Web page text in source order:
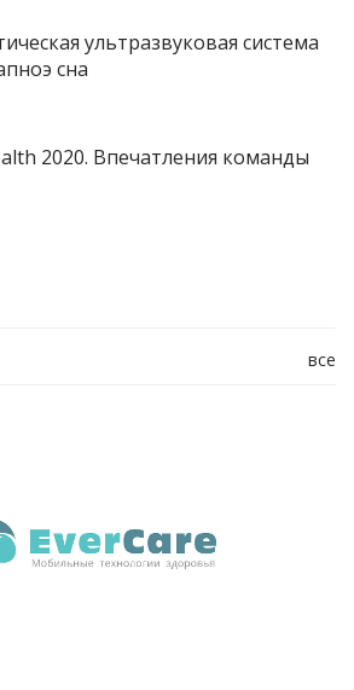
ультразвуковая система
сна
2020. Впечатления команды
все